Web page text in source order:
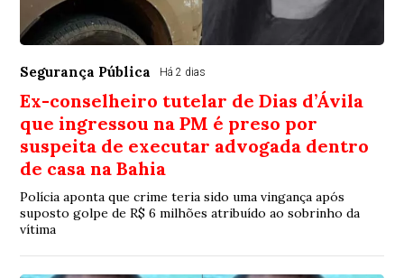
Segurança Pública Há 2 dias
Ex-conselheiro tutelar de Dias d’Ávila
que ingressou na PM é preso por
suspeita de executar advogada dentro
de casa na Bahia
Polícia aponta que crime teria sido uma vingança após
suposto golpe de R$ 6 milhões atribuído ao sobrinho da
vítima